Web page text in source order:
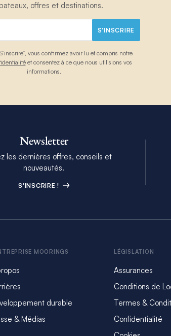
offres et destinations.
S'INSCRIRE
vous confirmez avoir lu et compris notre
et consentez à ce que nous utilisions vos
informations.
Newsletter
les dernières offres, conseils et
nouveautés.
S'INSCRIRE !
MOORINGS
durable
& Médias
LÉGISLATION
Assurances
Conditions de
Termes &
Confidentialité